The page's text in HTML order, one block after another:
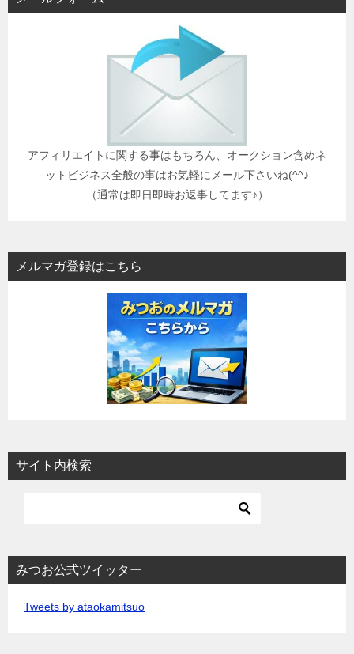
アフィリエイトに関する事はもちろん、オークション含めネ
ットビジネス全般の事はお気軽にメール下さいね(^^♪
（通常は即日即時お返事してます♪）
メルマガ登録はこちら
サイト内検索
みつお公式ツイッター
Tweets by ataokamitsuo